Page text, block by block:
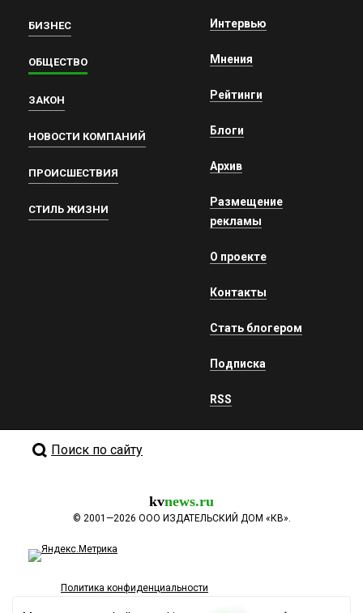
БИЗНЕС
ОБЩЕСТВО
ЗАКОН
НОВОСТИ КОМПАНИЙ
ПРОИСШЕСТВИЯ
СТИЛЬ ЖИЗНИ
Интервью
Мнения
Рейтинги
Блоги
Архив
Размещение
рекламы
О проекте
Контакты
Стать блогером
Подписка
RSS
Поиск по сайту
kvnews.ru
© 2001—2026 ООО ИЗДАТЕЛЬСКИЙ ДОМ «КВ».
Политика конфиденциальности